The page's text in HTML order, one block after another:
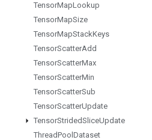
TensorMapLookup
TensorMapSize
TensorMapStackKeys
TensorScatterAdd
TensorScatterMax
TensorScatterMin
TensorScatterSub
TensorScatterUpdate
TensorStridedSliceUpdate
ThreadPool Dataset